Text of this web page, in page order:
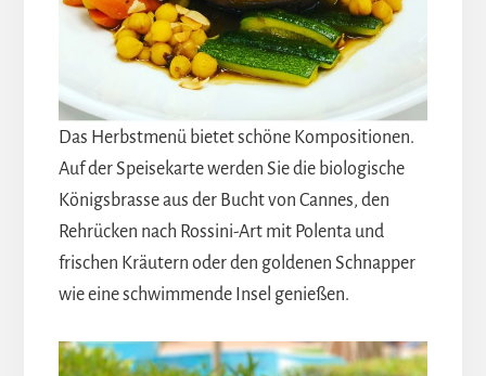
Das Herbstmenü bietet schöne Kompositionen.
Auf der Speisekarte werden Sie die biologische
Königsbrasse aus der Bucht von Cannes, den
Rehrücken nach Rossini-Art mit Polenta und
frischen Kräutern oder den goldenen Schnapper
wie eine schwimmende Insel genießen.